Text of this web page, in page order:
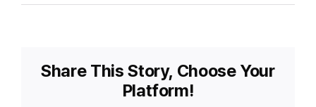
숨은
천무
Share This Story, Choose Your
Platform!